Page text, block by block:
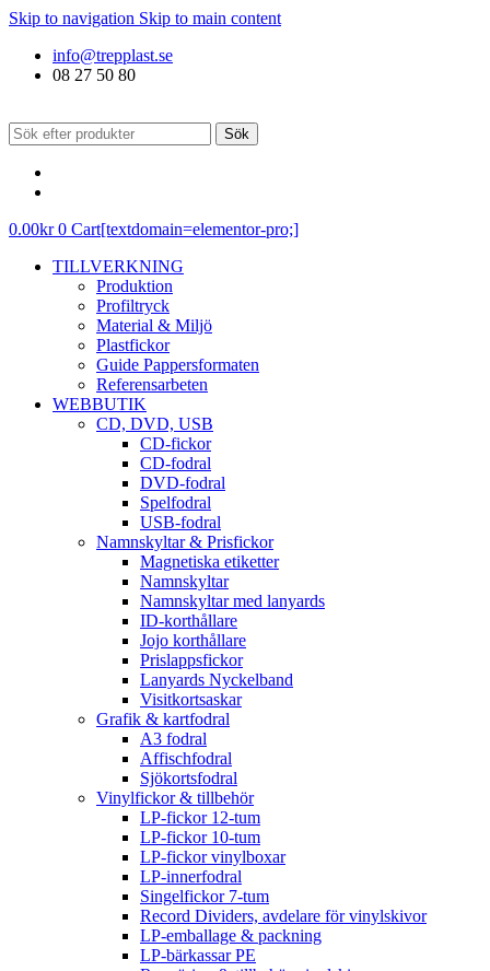
Skip to navigation Skip to main content
info@trepplast.se
08 27 50 80
Sök
0.00kr 0 Cart[textdomain=elementor-pro;]
TILLVERKNING
Produktion
Profiltryck
Material & Miljö
Plastfickor
Guide Pappersformaten
Referensarbeten
WEBBUTIK
CD, DVD, USB
CD-fickor
CD-fodral
DVD-fodral
Spelfodral
USB-fodral
Namnskyltar & Prisfickor
Magnetiska etiketter
Namnskyltar
Namnskyltar med lanyards
ID-korthållare
Jojo korthållare
Prislappsfickor
Lanyards Nyckelband
Visitkortsaskar
Grafik & kartfodral
A3 fodral
Affischfodral
Sjökortsfodral
Vinylfickor & tillbehör
LP-fickor 12-tum
LP-fickor 10-tum
LP-fickor vinylboxar
LP-innerfodral
Singelfickor 7-tum
Record Dividers, avdelare för vinylskivor
LP-emballage & packning
LP-bärkassar PE